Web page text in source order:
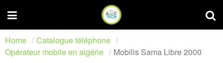
Home
Catalogue téléphone
Opérateur mobile en algérie
Mobilis Sama Libre 2000